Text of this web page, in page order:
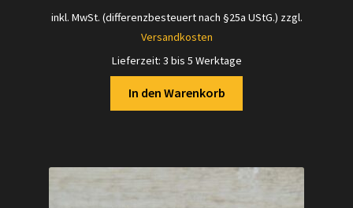
inkl. MwSt. (differenzbesteuert nach §25a UStG.) zzgl.
Versandkosten
Lieferzeit: 3 bis 5 Werktage
In den Warenkorb